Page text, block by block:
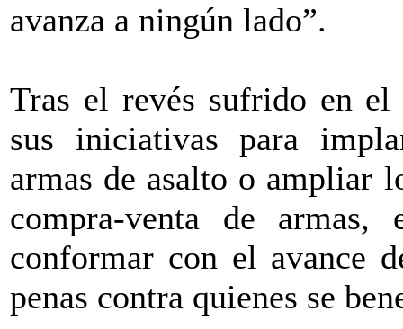
avanza a ningún lado”.
Tras el revés sufrido en el
sus iniciativas para
armas de asalto o ampliar
compra-venta de
conformar con el avance
penas contra quienes se